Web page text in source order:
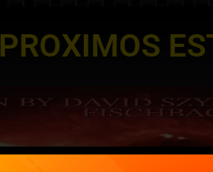
PROXIMOS